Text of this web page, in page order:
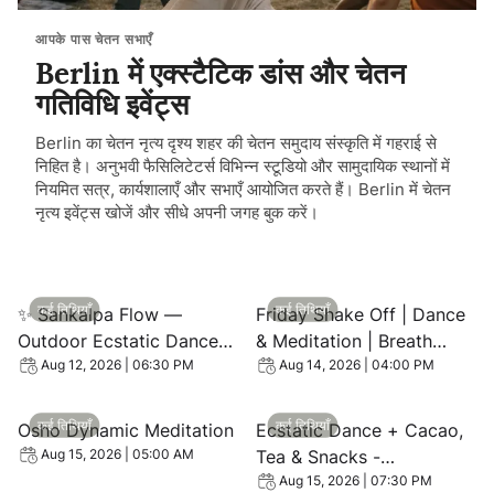
आपके पास चेतन सभाएँ
Berlin में एक्स्टैटिक डांस और चेतन
गतिविधि इवेंट्स
Berlin का चेतन नृत्य दृश्य शहर की चेतन समुदाय संस्कृति में गहराई से
निहित है। अनुभवी फैसिलिटेटर्स विभिन्न स्टूडियो और सामुदायिक स्थानों में
नियमित सत्र, कार्यशालाएँ और सभाएँ आयोजित करते हैं। Berlin में चेतन
नृत्य इवेंट्स खोजें और सीधे अपनी जगह बुक करें।
View event: ✨ Sankalpa Flow — Outdoor Ecstatic
कई तिथियाँ
✨ Sankalpa Flow —
Outdoor Ecstatic Dance
at Tempelhofer Feld ✨
Aug 12, 2026 | 06:30 PM
View event: Friday Shake
कई तिथियाँ
Friday Shake Off | Dance
& Meditation | Breath
Special w/ Jenni Turner
Aug 14, 2026 | 04:00 PM
View event: Osho Dynamic Meditation
कई तिथियाँ
Osho Dynamic Meditation
Aug 15, 2026 | 05:00 AM
View event: Ecstatic
कई तिथियाँ
Ecstatic Dance + Cacao,
Tea & Snacks -
Community Ecstatic
Aug 15, 2026 | 07:30 PM